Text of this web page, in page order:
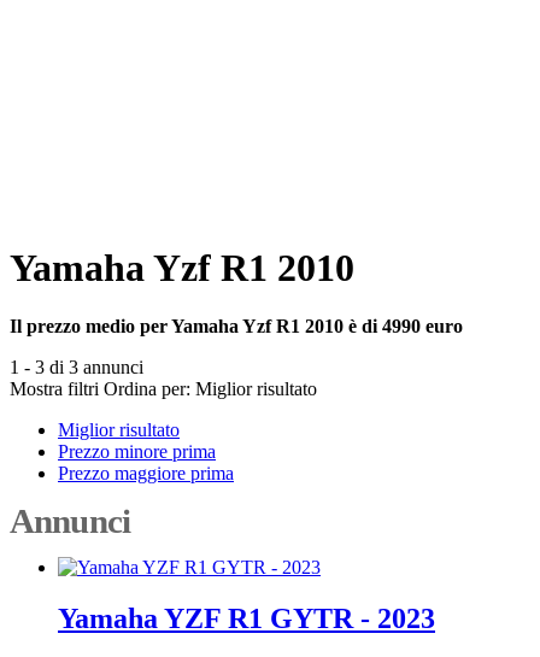
Yamaha Yzf R1 2010
Il prezzo medio per Yamaha Yzf R1 2010 è di 4990 euro
1 - 3 di 3 annunci
Mostra filtri Ordina per: Miglior risultato
Miglior risultato
Prezzo minore prima
Prezzo maggiore prima
Annunci
Yamaha YZF R1 GYTR - 2023